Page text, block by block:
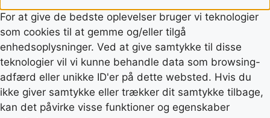
For at give de bedste oplevelser bruger vi teknologier
som cookies til at gemme og/eller tilgå
enhedsoplysninger. Ved at give samtykke til disse
teknologier vil vi kunne behandle data som browsing-
adfærd eller unikke ID'er på dette websted. Hvis du
ikke giver samtykke eller trækker dit samtykke tilbage,
kan det påvirke visse funktioner og egenskaber